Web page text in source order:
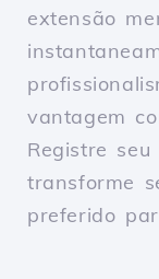
extensão
vantagem
Registre
transforme
preferido